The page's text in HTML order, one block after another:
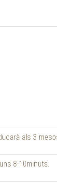
als 3
8-10minuts.